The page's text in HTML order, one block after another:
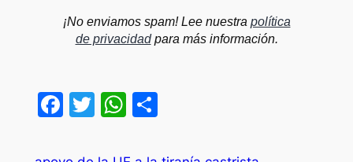
¡No enviamos spam! Lee nuestra política
de privacidadpara más información.
Facebook
Twitter
WhatsApp
Compartir